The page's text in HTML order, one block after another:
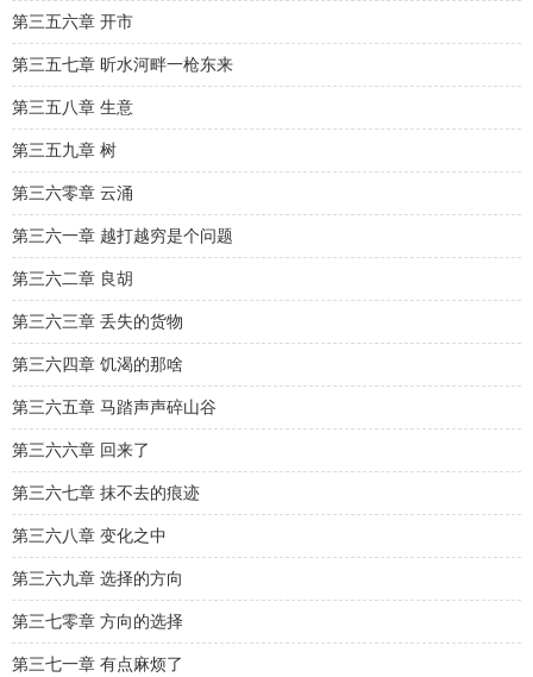
第三五六章 开市
第三五七章 昕水河畔一枪东来
第三五八章 生意
第三五九章 树
第三六零章 云涌
第三六一章 越打越穷是个问题
第三六二章 良胡
第三六三章 丢失的货物
第三六四章 饥渴的那啥
第三六五章 马踏声声碎山谷
第三六六章 回来了
第三六七章 抹不去的痕迹
第三六八章 变化之中
第三六九章 选择的方向
第三七零章 方向的选择
第三七一章 有点麻烦了